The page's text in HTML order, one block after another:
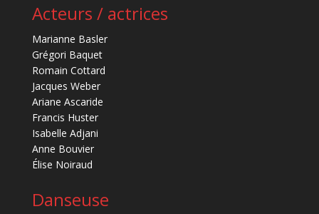
Acteurs / actrices
Marianne Basler
Grégori Baquet
Romain Cottard
Jacques Weber
Ariane Ascaride
Francis Huster
Isabelle Adjani
Anne Bouvier
Élise Noiraud
Danseuse